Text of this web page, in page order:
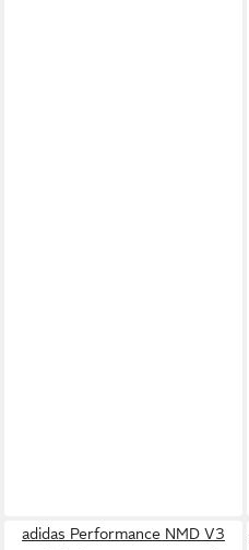
adidas Performance NMD V3